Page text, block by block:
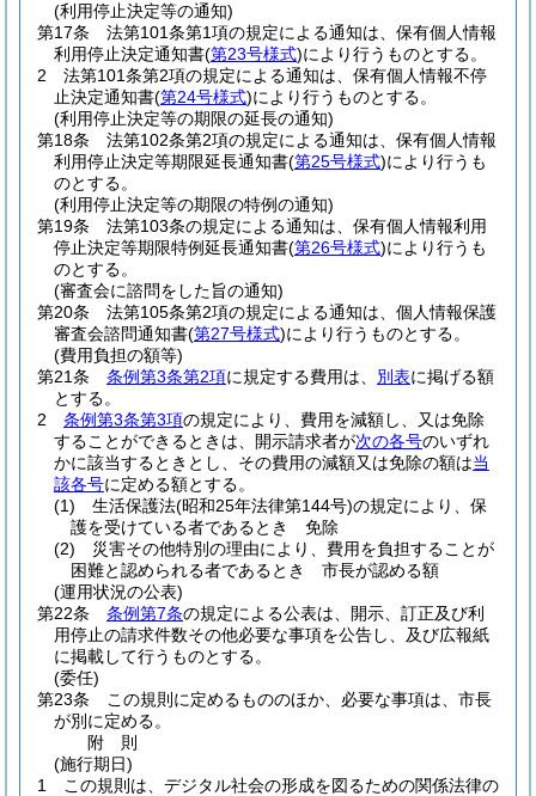
(利用停止決定等の通知)
第17条
法第101条第1項の規定による通知は、保有個人情報
利用停止決定通知書(第23号様式)により行うものとする。
2
法第101条第2項の規定による通知は、保有個人情報不停
止決定通知書(第24号様式)により行うものとする。
(利用停止決定等の期限の延長の通知)
第18条
法第102条第2項の規定による通知は、保有個人情報
利用停止決定等期限延長通知書(第25号様式)により行うも
のとする。
(利用停止決定等の期限の特例の通知)
第19条
法第103条の規定による通知は、保有個人情報利用
停止決定等期限特例延長通知書(第26号様式)により行うも
のとする。
(審査会に諮問をした旨の通知)
第20条
法第105条第2項の規定による通知は、個人情報保護
審査会諮問通知書(第27号様式)により行うものとする。
(費用負担の額等)
第21条
条例第3条第2項に規定する費用は、 別表に掲げる額
とする。
2
条例第3条第3項の規定により、費用を減額し、又は免除
することができるときは、開示請求者が次の各号のいずれ
かに該当するときとし、その費用の減額又は免除の額は当
該各号に定める額とする。
(1)
生活保護法(昭和25年法律第144号)の規定により、保
護を受けている者であるとき 免除
(2)
災害その他特別の理由により、費用を負担することが
困難と認められる者であるとき 市長が認める額
(運用状況の公表)
第22条
条例第7条の規定による公表は、開示、訂正及び利
用停止の請求件数その他必要な事項を公告し、及び広報紙
に掲載して行うものとする。
(委任)
第23条
この規則に定めるもののほか、必要な事項は、市長
が別に定める。
附 則
(施行期日)
1
この規則は、デジタル社会の形成を図るための関係法律の